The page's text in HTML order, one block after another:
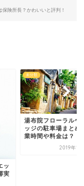
険所長？かわいいと評判！
ッ
実
未分類
湯布院フローラルヴ
ッジの駐車場まとめ
業時間や料金は？
2019年1